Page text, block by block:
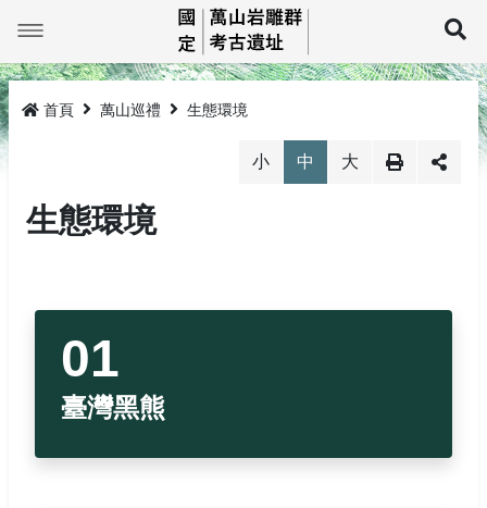
要
內
容
最新消息
TKM1孤巴察峨
TKM3莎娜奇勒娥
TKM4大軋拉烏
萬山岩雕影像館
3D影像
媒體介紹
岩雕刻紋展示
岩雕拓片展示
教育推廣
活動成果
圖文繪本
線上電子書
探勘紀錄及監管保護
法規與申請
探訪登記
首頁 萬山巡禮 生態環境
小 中 大
生態環境
臺灣黑熊